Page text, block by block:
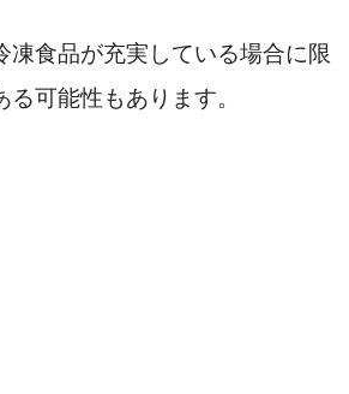
凍食品が充実している場合に限
る可能性もあります。